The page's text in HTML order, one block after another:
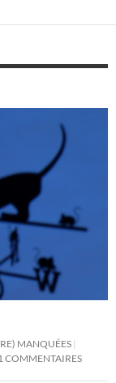
MANQUÉES
COMMENTAIRES